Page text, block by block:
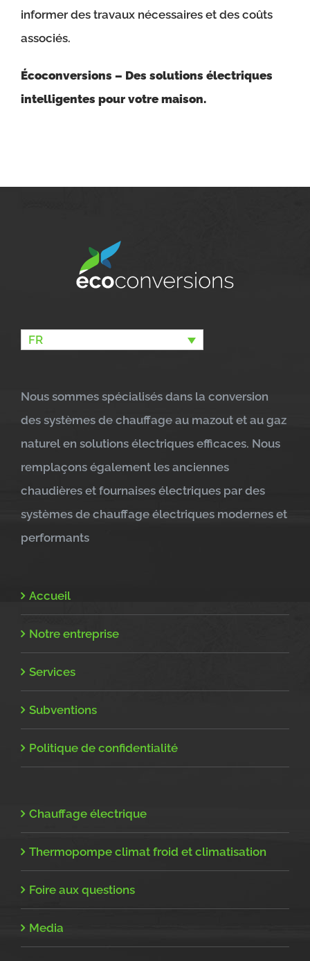
informer des travaux nécessaires et des coûts
associés.
Écoconversions – Des solutions électriques
intelligentes pour votre maison.
FR
Nous sommes spécialisés dans la conversion
des systèmes de chauffage au mazout et au gaz
naturel en solutions électriques efficaces. Nous
remplaçons également les anciennes
chaudières et fournaises électriques par des
systèmes de chauffage électriques modernes et
performants
Accueil
Notre entreprise
Services
Subventions
Politique de confidentialité
Chauffage électrique
Thermopompe climat froid et climatisation
Foire aux questions
Media